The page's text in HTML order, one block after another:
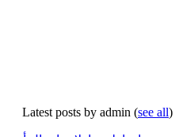
Latest posts by admin (see all)